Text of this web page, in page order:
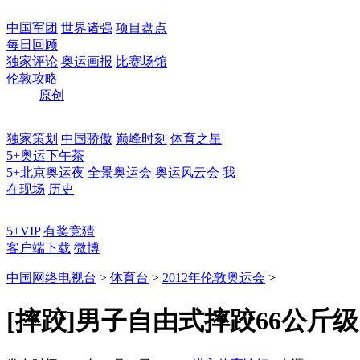
中国军团 世界诸强 项目盘点
每日回顾
独家评论 奥运画报 比赛场馆
伦敦攻略
原创
独家策划 中国骄傲 巅峰时刻 体育之星
5+奥运下午茶
5+北京奥运夜 全景奥运会 奥运风云会 我
在现场 历史
5+VIP 有奖竞猜
客户端下载 微博
中国网络电视台 > 体育台 > 2012年伦敦奥运会 >
[摔跤]男子自由式摔跤66公斤